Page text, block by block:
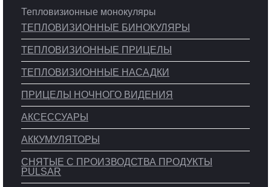
Тепловизионные монокуляры
ТЕПЛОВИЗИОННЫЕ БИНОКУЛЯРЫ
ТЕПЛОВИЗИОННЫЕ ПРИЦЕЛЫ
ТЕПЛОВИЗИОННЫЕ НАСАДКИ
ПРИЦЕЛЫ НОЧНОГО ВИДЕНИЯ
АКСЕССУАРЫ
АККУМУЛЯТОРЫ
СНЯТЫЕ С ПРОИЗВОДСТВА ПРОДУКТЫ
PULSAR